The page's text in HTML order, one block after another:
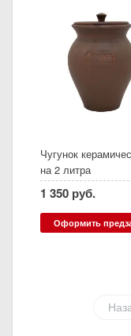
Чугунок
на 2 литра
1 350 руб.
Оформить